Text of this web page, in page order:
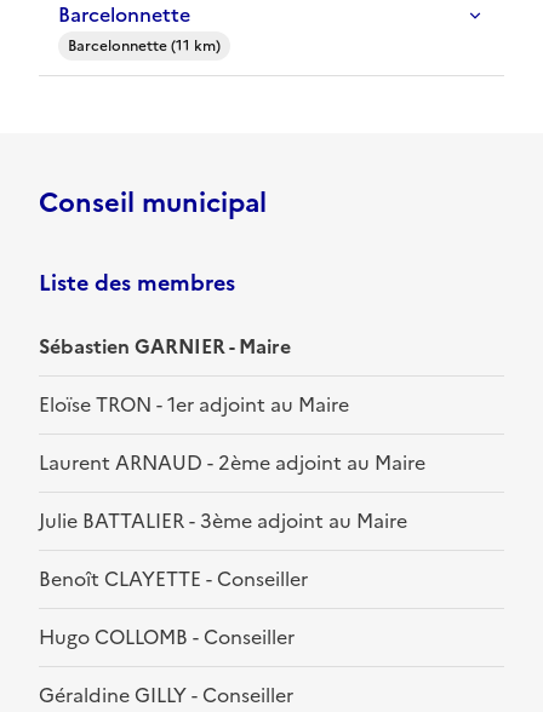
Barcelonnette
Barcelonnette (11 km)
Conseil municipal
Liste des membres
Sébastien GARNIER - Maire
Eloïse TRON - 1er adjoint au Maire
Laurent ARNAUD - 2ème adjoint au Maire
Julie BATTALIER - 3ème adjoint au Maire
Benoît CLAYETTE - Conseiller
Hugo COLLOMB - Conseiller
Géraldine GILLY - Conseiller